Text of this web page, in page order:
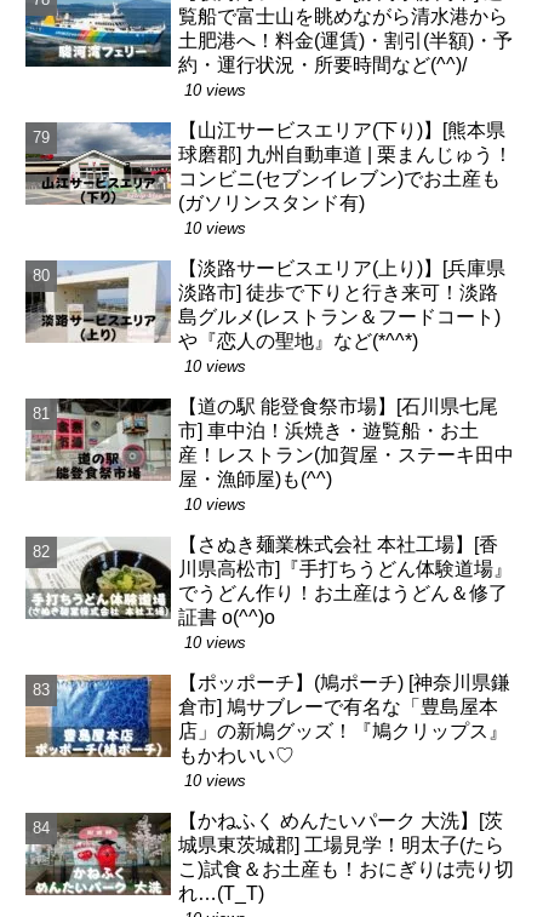
覧船で富士山を眺めながら清水港から
土肥港へ！料金(運賃)・割引(半額)・予
約・運行状況・所要時間など(^^)/
10 views
【山江サービスエリア(下り)】[熊本県
球磨郡] 九州自動車道 | 栗まんじゅう！
コンビニ(セブンイレブン)でお土産も
(ガソリンスタンド有)
10 views
【淡路サービスエリア(上り)】[兵庫県
淡路市] 徒歩で下りと行き来可！淡路
島グルメ(レストラン＆フードコート)
や『恋人の聖地』など(*^^*)
10 views
【道の駅 能登食祭市場】[石川県七尾
市] 車中泊！浜焼き・遊覧船・お土
産！レストラン(加賀屋・ステーキ田中
屋・漁師屋)も(^^)
10 views
【さぬき麺業株式会社 本社工場】[香
川県高松市]『手打ちうどん体験道場』
でうどん作り！お土産はうどん＆修了
証書 o(^^)o
10 views
【ポッポーチ】(鳩ポーチ) [神奈川県鎌
倉市] 鳩サブレーで有名な「豊島屋本
店」の新鳩グッズ！『鳩クリップス』
もかわいい♡
10 views
【かねふく めんたいパーク 大洗】[茨
城県東茨城郡] 工場見学！明太子(たら
こ)試食＆お土産も！おにぎりは売り切
れ…(T_T)